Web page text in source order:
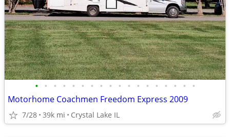
• • • • • • • • • • • • • • • • • •
Motorhome Coachmen Freedom Express 2009
7/28 39k mi Crystal Lake IL